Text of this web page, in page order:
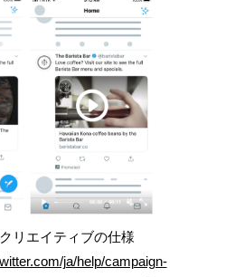
クリエイティブの仕様
ja/help/campaign-